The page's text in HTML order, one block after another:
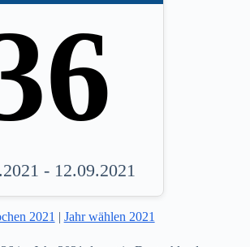
- 12.09.2021
2021 | Jahr wählen 2021